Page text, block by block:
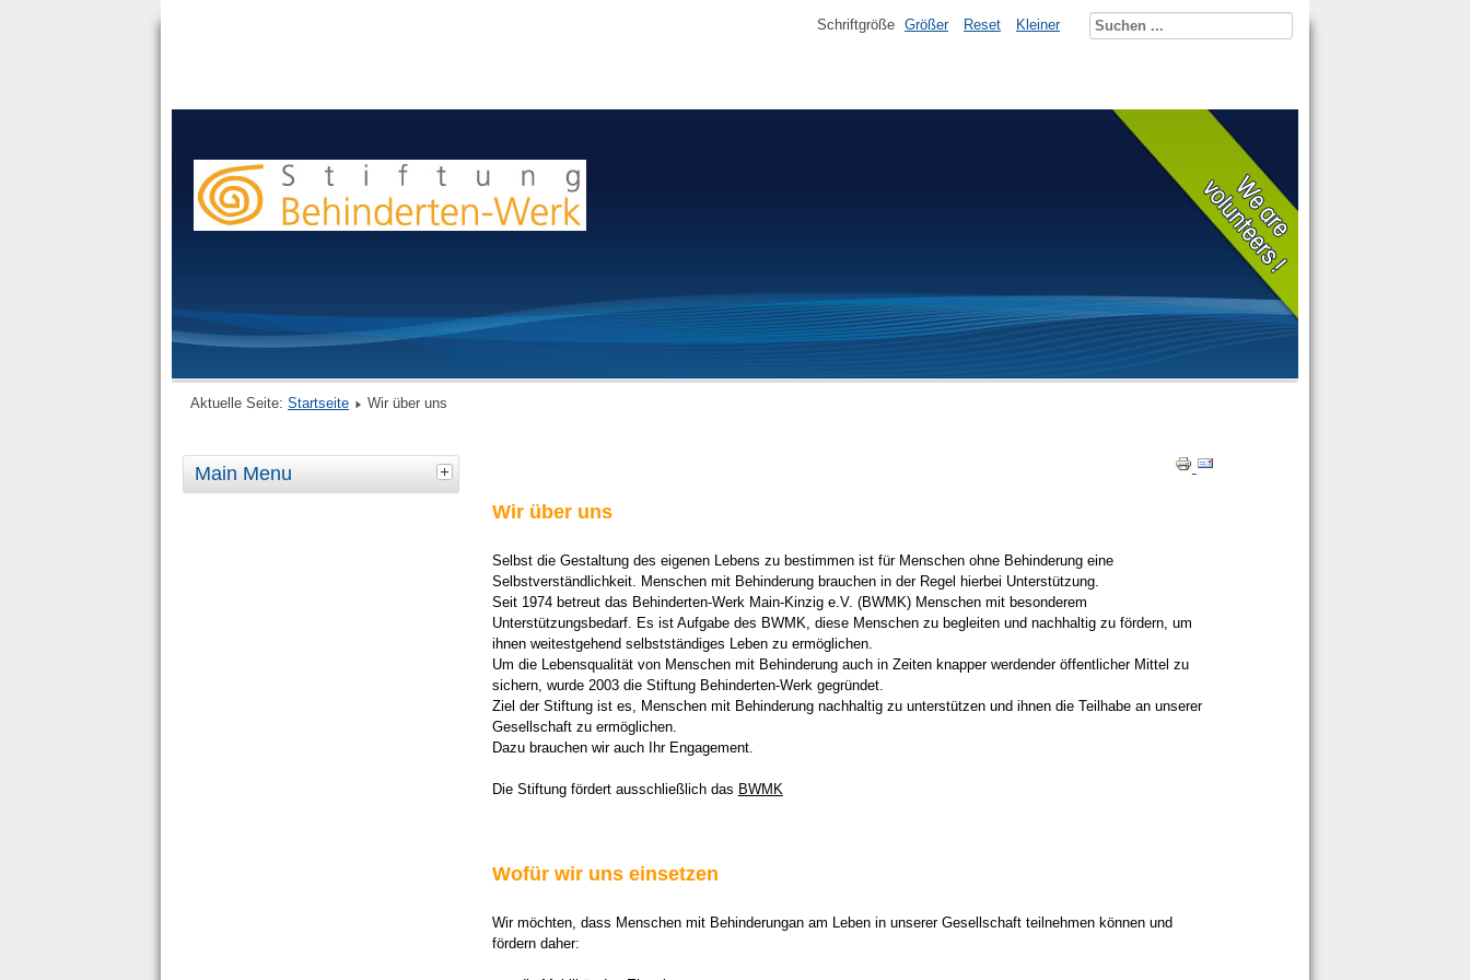
Schriftgröße Größer Reset Kleiner
Aktuelle Seite: Startseite Wir über uns
Main Menu
Wir über uns
Selbst die Gestaltung des eigenen Lebens zu bestimmen ist für Menschen ohne Behinderung eine
Selbstverständlichkeit. Menschen mit Behinderung brauchen in der Regel hierbei Unterstützung.
Seit 1974 betreut das Behinderten-Werk Main-Kinzig e.V. (BWMK) Menschen mit besonderem
Unterstützungsbedarf. Es ist Aufgabe des BWMK, diese Menschen zu begleiten und nachhaltig zu fördern, um
ihnen weitestgehend selbstständiges Leben zu ermöglichen.
Um die Lebensqualität von Menschen mit Behinderung auch in Zeiten knapper werdender öffentlicher Mittel zu
sichern, wurde 2003 die Stiftung Behinderten-Werk gegründet.
Ziel der Stiftung ist es, Menschen mit Behinderung nachhaltig zu unterstützen und ihnen die Teilhabe an unserer
Gesellschaft zu ermöglichen.
Dazu brauchen wir auch Ihr Engagement.
Die Stiftung fördert ausschließlich das BWMK
Wofür wir uns einsetzen
Wir möchten, dass Menschen mit Behinderungan am Leben in unserer Gesellschaft teilnehmen können und
fördern daher: